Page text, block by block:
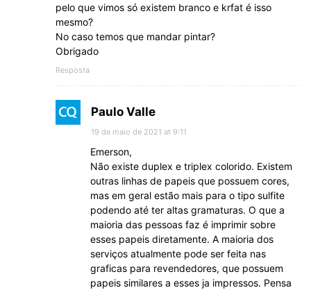
pelo que vimos só existem branco e krfat é isso
mesmo?
No caso temos que mandar pintar?
Obrigado
Resposta
Paulo Valle
19 de maio de 2021 at 9:11
Emerson,
Não existe duplex e triplex colorido. Existem
outras linhas de papeis que possuem cores,
mas em geral estão mais para o tipo sulfite
podendo até ter altas gramaturas. O que a
maioria das pessoas faz é imprimir sobre
esses papeis diretamente. A maioria dos
serviços atualmente pode ser feita nas
graficas para revendedores, que possuem
papeis similares a esses ja impressos. Pensa